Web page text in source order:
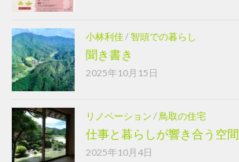
小林利佳/智頭での暮らし
聞き書き
2025年10月15日
リノベーション / 鳥取の住宅
仕事と暮らしが響き合う空間
2025年10月4日